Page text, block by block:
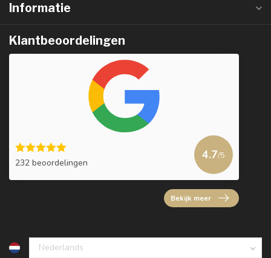
Informatie
Klantbeoordelingen
232 beoordelingen
4.7/5
Bekijk meer